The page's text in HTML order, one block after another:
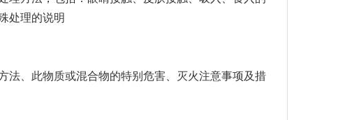
处理的说明
法、此物质或混合物的特别危害、灭火注意事项及措